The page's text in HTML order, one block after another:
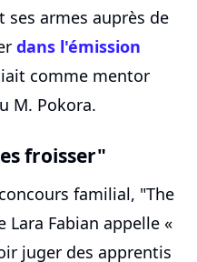
ses armes auprès de
dans l'émission
comme mentor
M. Pokora.
froisser"
familial, "The
Lara Fabian appelle «
juger des apprentis